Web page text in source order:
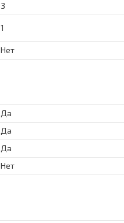
3
1
Нет
Да
Да
Да
Нет